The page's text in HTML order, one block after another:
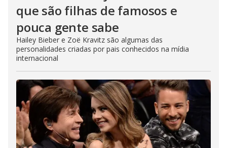
que são filhas de famosos e
pouca gente sabe
Hailey Bieber e Zoë Kravitz são algumas das
personalidades criadas por pais conhecidos na mídia
internacional